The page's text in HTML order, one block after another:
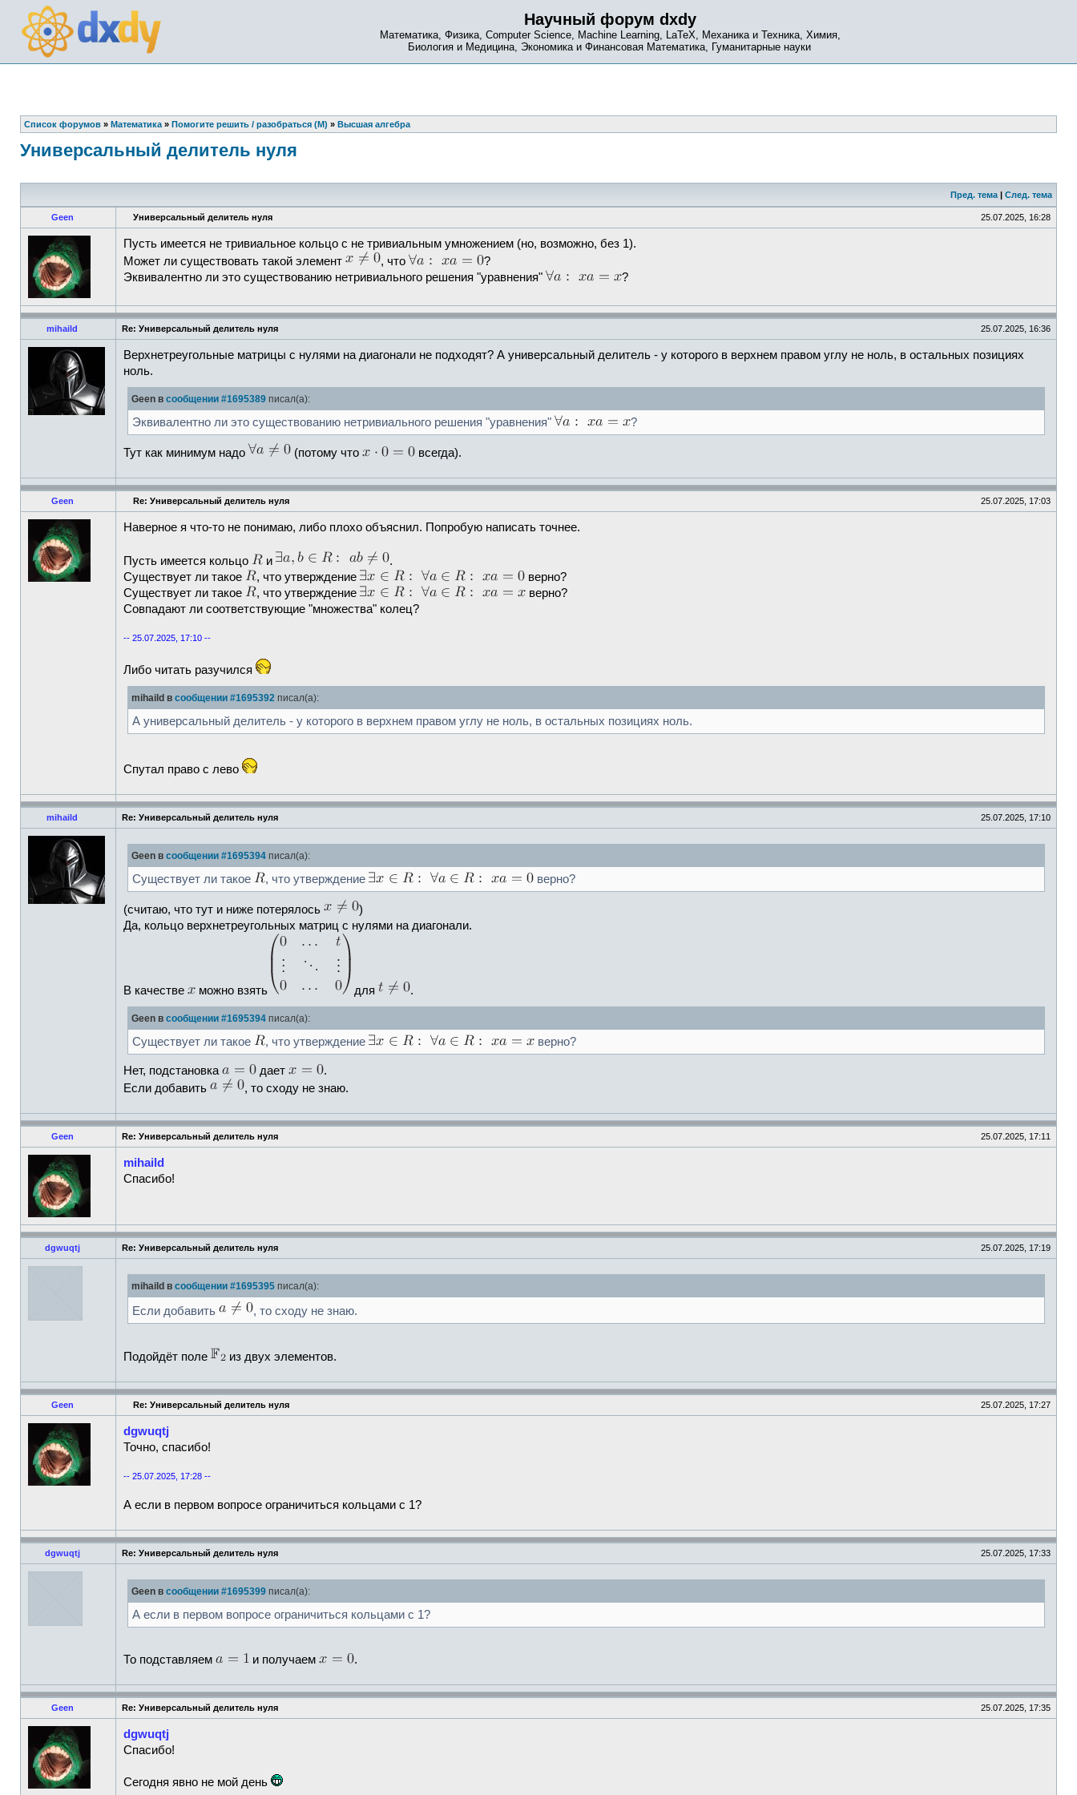
Научный форум dxdy
Математика, Физика, Computer Science, Machine Learning, LaTeX, Механика и Техника, Химия,
Биология и Медицина, Экономика и Финансовая Математика, Гуманитарные науки
Список форумов » Математика » Помогите решить / разобраться (М) » Высшая алгебра
Универсальный делитель нуля
Пред. тема | След. тема
Geen Универсальный делитель нуля 25.07.2025, 16:28
Пусть имеется не тривиальное кольцо с не тривиальным умножением (но, возможно, без 1).
Может ли существовать такой элемент
, что
?
Эквивалентно ли это существованию нетривиального решения "уравнения"
?
mihaild Re: Универсальный делитель нуля 25.07.2025, 16:36
Верхнетреугольные матрицы с нулями на диагонали не подходят? А универсальный делитель - у которого в верхнем правом углу не ноль, в остальных позициях
ноль.
Geen в сообщении #1695389 писал(а):
Эквивалентно ли это существованию нетривиального решения "уравнения" ?
Тут как минимум надо (потому что всегда).
Geen Re: Универсальный делитель нуля 25.07.2025, 17:03
Наверное я что-то не понимаю, либо плохо объяснил. Попробую написать точнее.
Пусть имеется кольцо и
.
Существует ли такое
, что утверждение
верно?
Существует ли такое
, что утверждение
верно?
Совпадают ли соответствующие "множества" колец?
-- 25.07.2025, 17:10 --
Либо читать разучился
mihaild в сообщении #1695392 писал(а):
А универсальный делитель - у которого в верхнем правом углу не ноль, в остальных позициях ноль.
Спутал право с лево
mihaild Re: Универсальный делитель нуля 25.07.2025, 17:10
Geen в сообщении #1695394 писал(а):
Существует ли такое , что утверждение верно?
(считаю, что тут и ниже потерялось
)
Да, кольцо верхнетреугольных матриц с нулями на диагонали.
В качестве можно взять для .
Geen в сообщении #1695394 писал(а):
Существует ли такое , что утверждение верно?
Нет, подстановка дает
.
Если добавить
, то сходу не знаю.
Geen Re: Универсальный делитель нуля 25.07.2025, 17:11
mihaild
Спасибо!
dgwuqtj Re: Универсальный делитель нуля 25.07.2025, 17:19
mihaild в сообщении #1695395 писал(а):
Если добавить , то сходу не знаю.
Подойдёт поле из двух элементов.
Geen Re: Универсальный делитель нуля 25.07.2025, 17:27
dgwuqtj
Точно, спасибо!
-- 25.07.2025, 17:28 --
А если в первом вопросе ограничиться кольцами с 1?
dgwuqtj Re: Универсальный делитель нуля 25.07.2025, 17:33
Geen в сообщении #1695399 писал(а):
А если в первом вопросе ограничиться кольцами с 1?
То подставляем и получаем .
Geen Re: Универсальный делитель нуля 25.07.2025, 17:35
dgwuqtj
Спасибо!
Сегодня явно не мой день